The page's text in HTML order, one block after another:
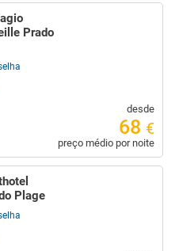
Prado
desde
68 €
preço médio por noite
Plage